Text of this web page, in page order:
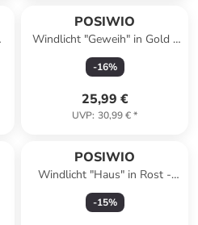
POSIWIO
Windlicht "Geweih" in Gold -
(H)11 x Ø 16 cm
-16%
25,99 €
UVP: 30,99 €*
POSIWIO
Windlicht "Haus" in Rost -
(B)23 x (H)54 x (T)10 cm
-15%